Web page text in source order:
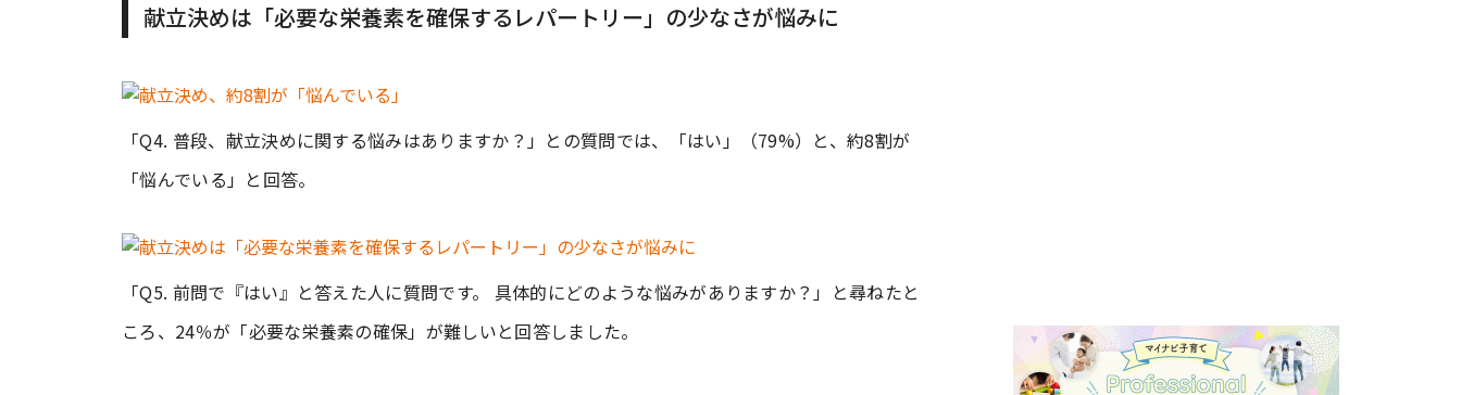
献立決めは「必要な栄養素を確保するレパートリー」の少なさが悩みに
「Q4. 普段、献立決めに関する悩みはありますか？」との質問では、「はい」（79%）と、約8割が
「悩んでいる」と回答。
「Q5. 前問で『はい』と答えた人に質問です。 具体的にどのような悩みがありますか？」と尋ねたと
ころ、24％が「必要な栄養素の確保」が難しいと回答しました。